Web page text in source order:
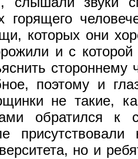
горящего
которых они
и с
стороннему
поэтому и
не такие,
обратился к
но и